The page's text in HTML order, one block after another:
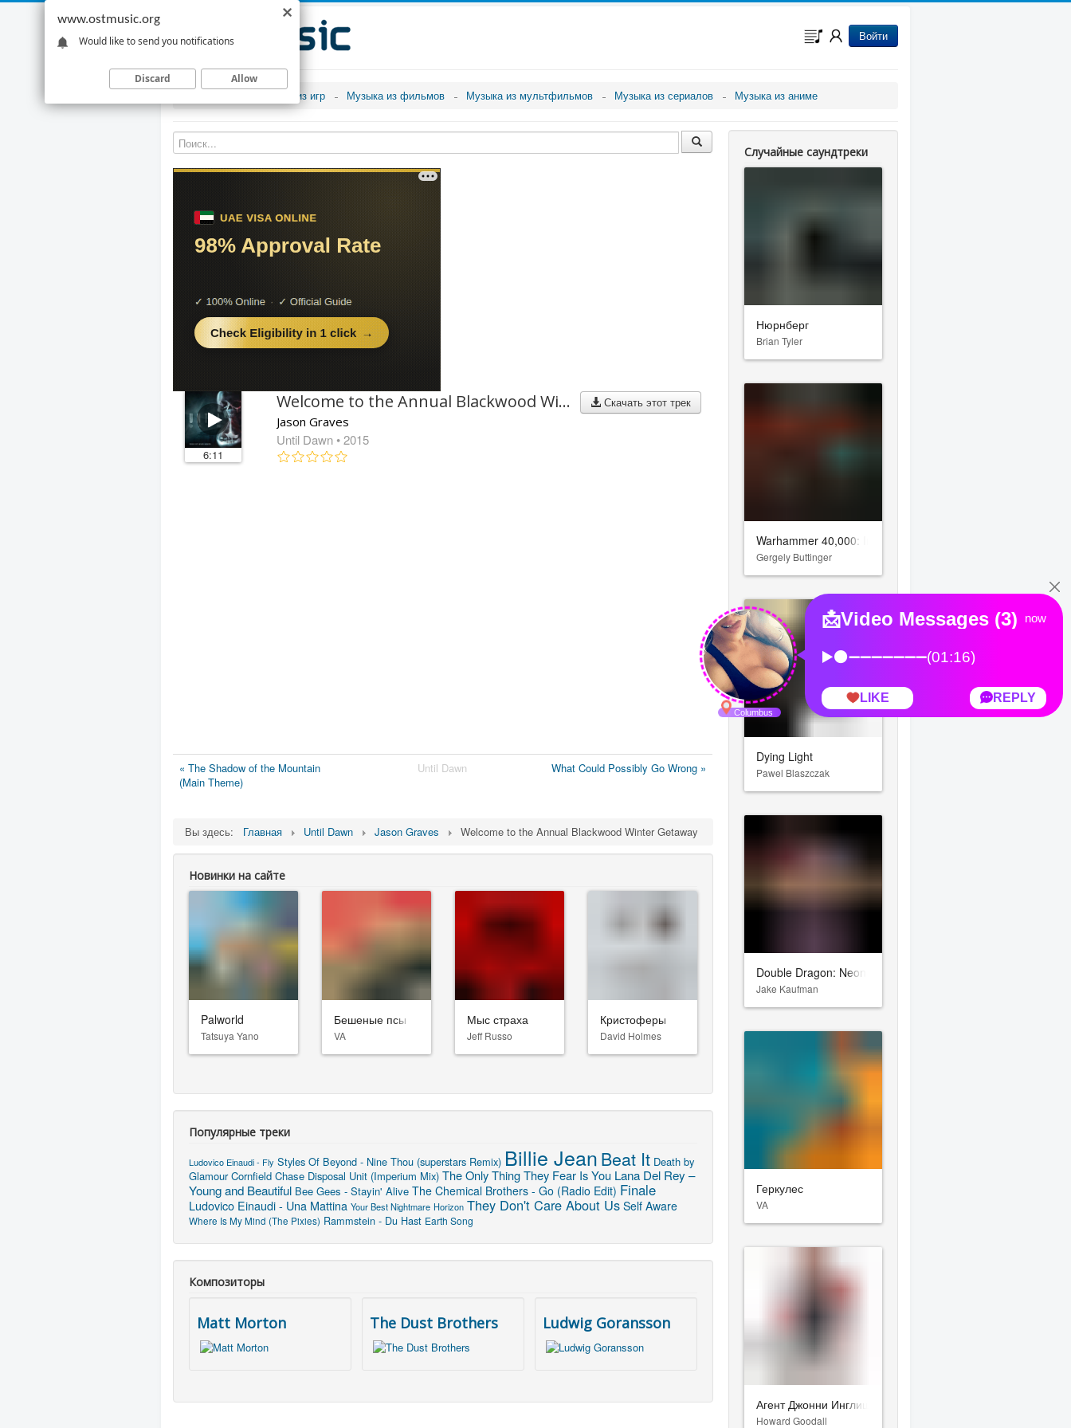
Войти
Музыка из игр Музыка из фильмов Музыка из мультфильмов Музыка из сериалов Музыка из аниме
6:11
Скачать этот трек
Welcome to the Annual Blackwood Winter Getaway
Jason Graves
Until Dawn • 2015
« The Shadow of the Mountain
(Main Theme)
Until Dawn What Could Possibly Go Wrong »
Вы здесь: Главная Until Dawn Jason Graves Welcome to the Annual Blackwood Winter Getaway
Новинки на сайте
Palworld
Tatsuya Yano
Бешеные псы
VA
Мыс страха
Jeff Russo
Кристоферы
David Holmes
Популярные треки
Ludovico Einaudi - Fly Styles Of Beyond - Nine Thou (superstars Remix) Billie JeanBeat It Death by
Glamour Cornfield Chase Disposal Unit (Imperium Mix) The Only Thing They Fear Is You Lana Del Rey –
Young and Beautiful Bee Gees - Stayin' Alive The Chemical Brothers - Go (Radio Edit) Finale
Ludovico Einaudi - Una Mattina Your Best Nightmare Horizon They Don't Care About Us Self Aware
Where Is My Mind (The Pixies) Rammstein - Du Hast Earth Song
Композиторы
Matt Morton The Dust Brothers Ludwig Goransson
Случайные саундтреки
Нюрнберг
Brian Tyler
Warhammer 40,000: Inquisitor - Prophecy
Gergely Buttinger
Dying Light
Pawel Blaszczak
Double Dragon: Neon
Jake Kaufman
Геркулес
VA
Агент Джонни Инглиш 3.0
Howard Goodall
www.ostmusic.org
Would like to send you notifications
Discard Allow